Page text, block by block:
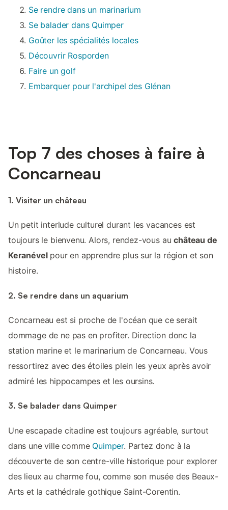
Se rendre dans un marinarium
Se balader dans Quimper
Goûter les spécialités locales
Découvrir Rosporden
Faire un golf
Embarquer pour l'archipel des Glénan
Top 7 des choses à faire à
Concarneau
1. Visiter un château
Un petit interlude culturel durant les vacances est
toujours le bienvenu. Alors, rendez-vous auchâteau de
Keranévelpour en apprendre plus sur la région et son
histoire.
2. Se rendre dans un aquarium
Concarneau est si proche de l'océan que ce serait
dommage de ne pas en profiter. Direction donc la
station marine et le marinarium de Concarneau. Vous
ressortirez avec des étoiles plein les yeux après avoir
admiré les hippocampes et les oursins.
3. Se balader dans Quimper
Une escapade citadine est toujours agréable, surtout
dans une ville comme Quimper. Partez donc à la
découverte de son centre-ville historique pour explorer
des lieux au charme fou, comme son musée des Beaux-
Arts et la cathédrale gothique Saint-Corentin.